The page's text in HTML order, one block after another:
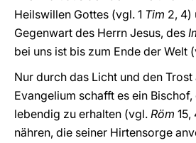
Heilswillen Gottes (vgl. 1 Tim 2, 4)
Gegenwart des Herrn Jesus, des
bei uns ist bis zum Ende der Welt
Nur durch das Licht und den Trost
Evangelium schafft es ein
lebendig zu erhalten (vgl. Röm 15,
nähren, die seiner Hirtensorge